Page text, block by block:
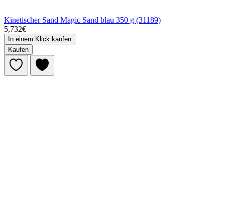
Kinetischer Sand Magic Sand blau 350 g (31189)
5,732€
In einem Klick kaufen
Kaufen